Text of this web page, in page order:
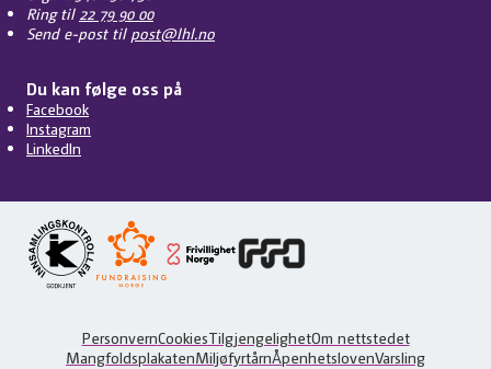
Ring til 22 79 90 00
Send e-post til post@lhl.no
Du kan følge oss på
Facebook
Instagram
LinkedIn
PersonvernCookiesTilgjengelighetOm nettstedet
MangfoldsplakatenMiljøfyrtårnÅpenhetslovenVarsling